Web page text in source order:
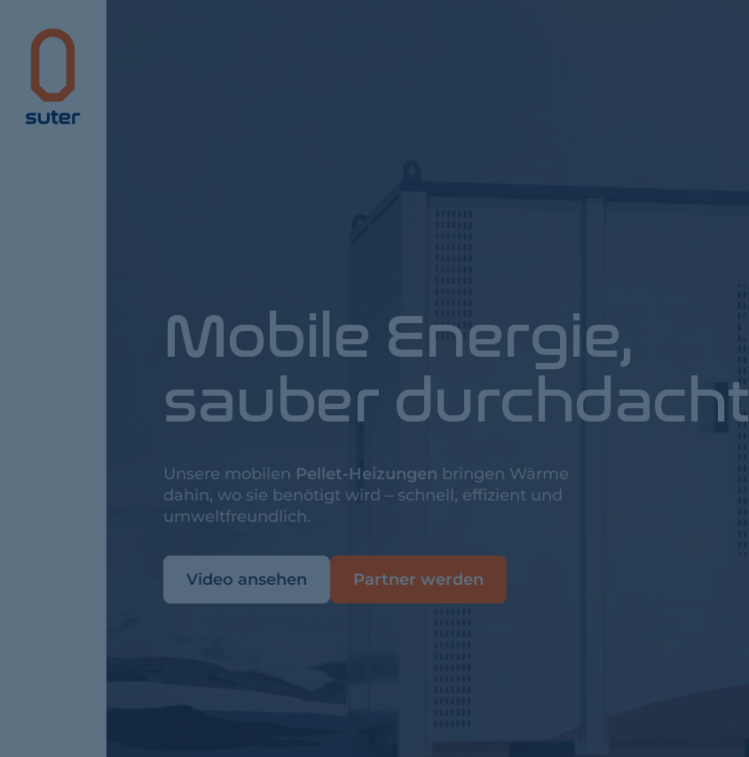
Suter
Mobile Energie,
sauber durchdacht
Unsere mobilen Pellet-Heizungen bringen Wärme
dahin, wo sie benötigt wird – schnell, effizient und
umweltfreundlich.
Video ansehen Partner werden